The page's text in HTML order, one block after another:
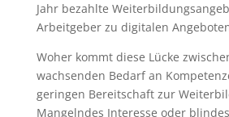
Jahr bezahlte
Arbeitgeber zu digitalen
Woher kommt diese Lücke
wachsenden Bedarf an
geringen Bereitschaft zur
Mangelndes Interesse oder